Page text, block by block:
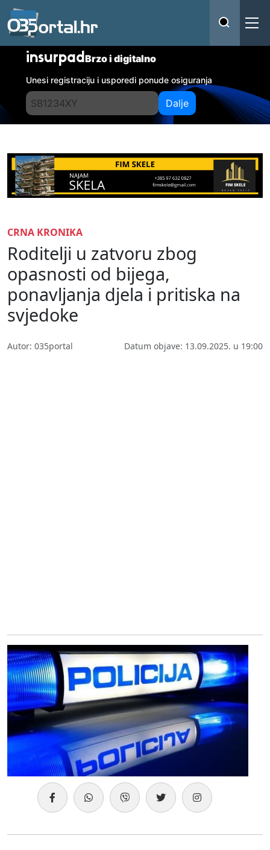
insurpadBrzo i digitalno
Unesi registraciju i usporedi ponude osiguranja
Dalje
CRNA KRONIKA
Roditelji u zatvoru zbog
opasnosti od bijega,
ponavljanja djela i pritiska na
svjedoke
Autor: 035portal Datum objave: 13.09.2025. u 19:00